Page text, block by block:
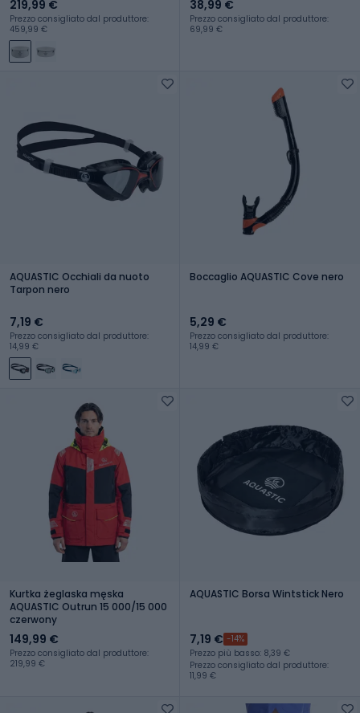
219,99 €
Prezzo consigliato dal produttore:
459,99 €
38,99 €
Prezzo consigliato dal produttore:
69,99 €
AQUASTIC Occhiali da nuoto
Tarpon nero
7,19 €
Prezzo consigliato dal produttore:
14,99 €
Boccaglio AQUASTIC Cove nero
5,29 €
Prezzo consigliato dal produttore:
14,99 €
Kurtka żeglaska męska
AQUASTIC Outrun 15 000/15 000
czerwony
149,99 €
Prezzo consigliato dal produttore:
219,99 €
AQUASTIC Borsa Wintstick Nero
7,19 € -14%
Prezzo più basso: 8,39 €
Prezzo consigliato dal produttore:
11,99 €